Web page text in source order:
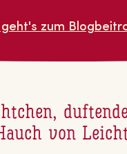
zum
von